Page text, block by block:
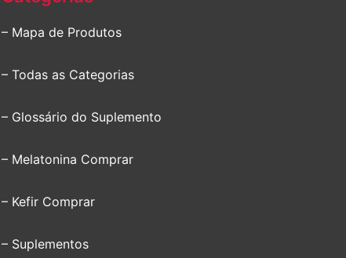
– Mapa de Produtos
– Todas as Categorias
– Glossário do Suplemento
– Melatonina Comprar
– Kefir Comprar
– Suplementos